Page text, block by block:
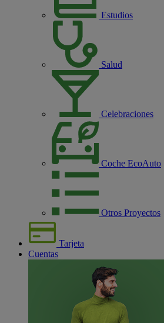
Estudios
Salud
Celebraciones
Coche EcoAuto
Otros Proyectos
Tarjeta
Cuentas